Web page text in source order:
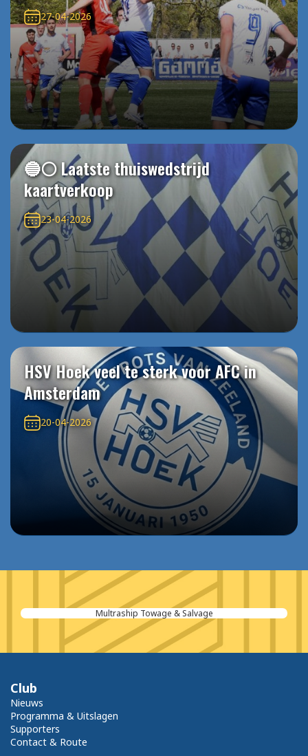
27-04-2026
🔵⚪️ Laatste thuiswedstrijd
kaartverkoop
23-04-2026
HSV Hoek veel te sterk voor AFC in
Amsterdam
20-04-2026
& Salvage Van Opdorp
Club
Nieuws
Programma & Uitslagen
Supporters
Contact & Route